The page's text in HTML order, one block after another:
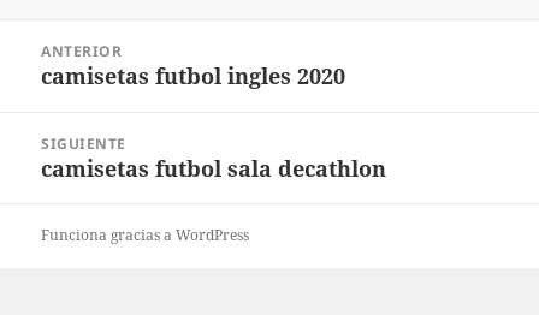
entradas
ANTERIOR
Entrada
camisetas futbol ingles 2020
SIGUIENTE
Entrada
camisetas futbol sala decathlon
Funciona gracias a WordPress